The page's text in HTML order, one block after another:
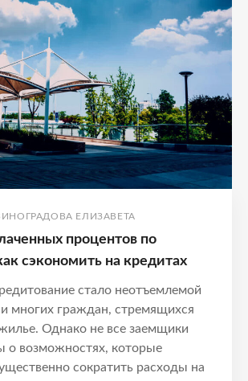
ЕЛИЗАВЕТА
процентов по
сэкономить на кредитах
стало неотъемлемой
многих граждан, стремящихся
Однако не все заемщики
о возможностях, которые
сократить расходы на